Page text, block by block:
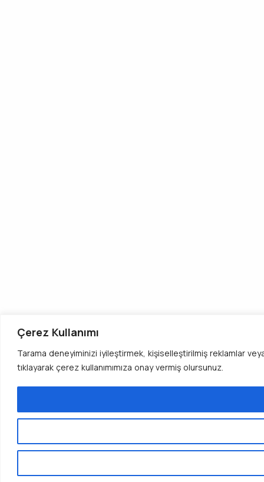
Çerez Kullanımı
Tarama deneyiminizi iyileştirmek, kişiselleştirilmiş reklamlar
tıklayarak çerez kullanımımıza onay vermiş olursunuz.
Web sitemizçerezlerikullanmaktadır. Bu siteyi
Şimdi Ara